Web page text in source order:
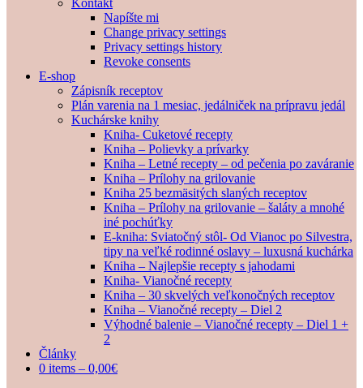
Kontakt
Napíšte mi
Change privacy settings
Privacy settings history
Revoke consents
E-shop
Zápisník receptov
Plán varenia na 1 mesiac, jedálniček na prípravu jedál
Kuchárske knihy
Kniha- Cuketové recepty
Kniha – Polievky a prívarky
Kniha – Letné recepty – od pečenia po zaváranie
Kniha – Prílohy na grilovanie
Kniha 25 bezmäsitých slaných receptov
Kniha – Prílohy na grilovanie – šaláty a mnohé
iné pochúťky
E-kniha: Sviatočný stôl- Od Vianoc po Silvestra,
tipy na veľké rodinné oslavy – luxusná kuchárka
Kniha – Najlepšie recepty s jahodami
Kniha- Vianočné recepty
Kniha – 30 skvelých veľkonočných receptov
Kniha – Vianočné recepty – Diel 2
Výhodné balenie – Vianočné recepty – Diel 1 +
2
Články
0 items – 0,00€